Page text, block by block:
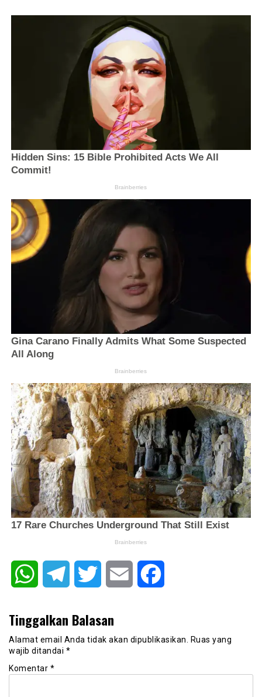
WhatsAppTelegram Twitter Email
Tinggalkan Balasan
Alamat email Anda tidak akan dipublikasikan. Ruas yang
wajib ditandai *
Komentar *